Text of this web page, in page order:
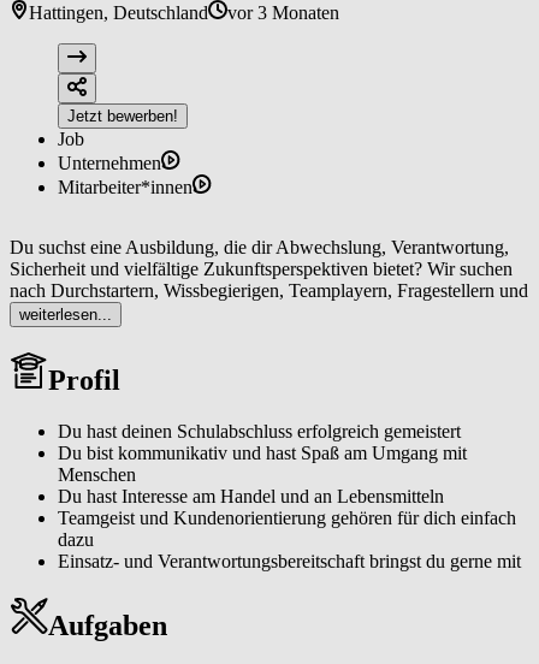
Hattingen, Deutschland
vor 3 Monaten
Jetzt bewerben!
Job
Unternehmen
Mitarbeiter*innen
Du suchst eine Ausbildung, die dir Abwechslung, Verantwortung,
Sicherheit und vielfältige Zukunftsperspektiven bietet? Wir suchen
nach Durchstartern, Wissbegierigen, Teamplayern, Fragestellern und
Kreativdenker, die echt was erreichen wollen! Egal mit welchem
Schulabschluss, wir bieten für jeden entsprechende
Einstiegsmöglichkeiten! Starte mit REWE Deine ganz persönliche
Karriere. Wir freuen uns auf Dich!
weiterlesen...
Profil
Du hast deinen Schulabschluss erfolgreich gemeistert
Du bist kommunikativ und hast Spaß am Umgang mit
Menschen
Du hast Interesse am Handel und an Lebensmitteln
Teamgeist und Kundenorientierung gehören für dich einfach
dazu
Einsatz- und Verantwortungsbereitschaft bringst du gerne mit
Aufgaben